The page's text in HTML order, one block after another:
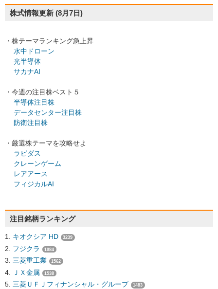
株式情報更新 (8月7日)
・株テーマランキング急上昇
水中ドローン
光半導体
サカナAI
・今週の注目株ベスト５
半導体注目株
データセンター注目株
防衛注目株
・厳選株テーマを攻略せよ
ラピダス
クレーンゲーム
レアアース
フィジカルAI
注目銘柄ランキング
キオクシア HD 3239
フジクラ 1984
三菱重工業 1562
ＪＸ金属 1538
三菱ＵＦＪフィナンシャル・グループ 1483